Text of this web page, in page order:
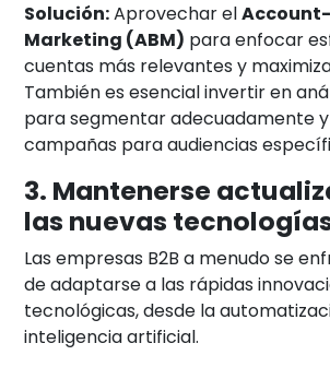
Solución:Aprovechar el
Marketing (ABM) para enfocar
cuentas más relevantes y
También es esencial invertir en
para segmentar adecuadamente
campañas para audiencias
3. Mantenerse
las nuevas
Las empresas B2B a menudo se
de adaptarse a las rápidas
tecnológicas, desde la
inteligencia artificial.